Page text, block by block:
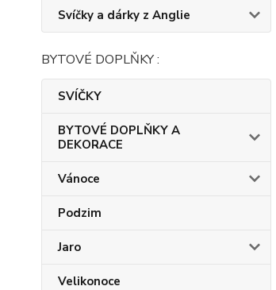
Svíčky a dárky z Anglie
BYTOVÉ DOPLŇKY :
SVÍČKY
BYTOVÉ DOPLŇKY A
DEKORACE
Vánoce
Podzim
Jaro
Velikonoce